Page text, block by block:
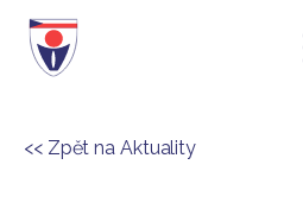
<< Zpět na Aktuality